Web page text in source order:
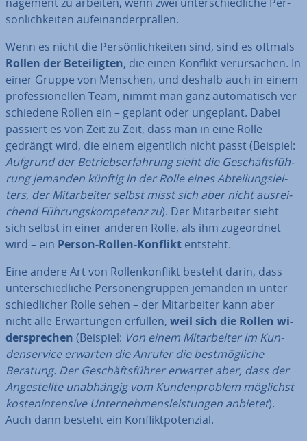
sön­lich­kei­ten auf­ein­an­der­pral­len.
Wenn es nicht die Per­sön­lich­kei­ten sind, sind es oftmals
Rollen der Be­tei­lig­ten, die einen Konflikt ver­ur­sa­chen. In
einer Gruppe von Menschen, und deshalb auch in einem
pro­fes­sio­nel­len Team, nimmt man ganz au­to­ma­tisch ver­
schie­de­ne Rollen ein – geplant oder ungeplant. Dabei
passiert es von Zeit zu Zeit, dass man in eine Rolle
gedrängt wird, die einem ei­gent­lich nicht passt (Beispiel:
Aufgrund der Be­triebs­er­fah­rung sieht die Ge­schäfts­füh­
rung jemanden künftig in der Rolle eines Ab­tei­lungs­lei­
ters, der Mit­ar­bei­ter selbst misst sich aber nicht aus­rei­
chend Füh­rungs­kom­pe­tenz zu). Der Mit­ar­bei­ter sieht
sich selbst in einer anderen Rolle, als ihm zu­ge­ord­net
wird – ein Person-Rollen-Konflikt entsteht.
Eine andere Art von Rol­len­kon­flikt besteht darin, dass
un­ter­schied­li­che Per­so­nen­grup­pen jemanden in un­ter­
schied­li­cher Rolle sehen – der Mit­ar­bei­ter kann aber
nicht alle Er­war­tun­gen erfüllen, weil sich die Rollen wi­
der­spre­chen (Beispiel: Von einem Mit­ar­bei­ter im Kun­
den­ser­vice erwarten die Anrufer die best­mög­li­che
Beratung. Der Ge­schäfts­füh­rer erwartet aber, dass der
An­ge­stell­te un­ab­hän­gig vom Kun­den­pro­blem möglichst
kos­ten­in­ten­si­ve Un­ter­neh­mens­leis­tun­gen anbietet).
Auch dann besteht ein Kon­flikt­po­ten­zi­al.